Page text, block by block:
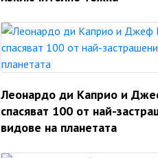
Леонардо ди Каприо и
спасяват 100 от най-
видове на планетата